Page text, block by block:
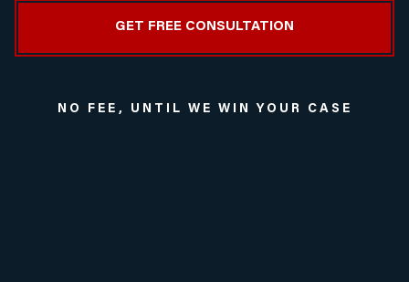
NO FEE, UNTIL WE WIN YOUR CASE